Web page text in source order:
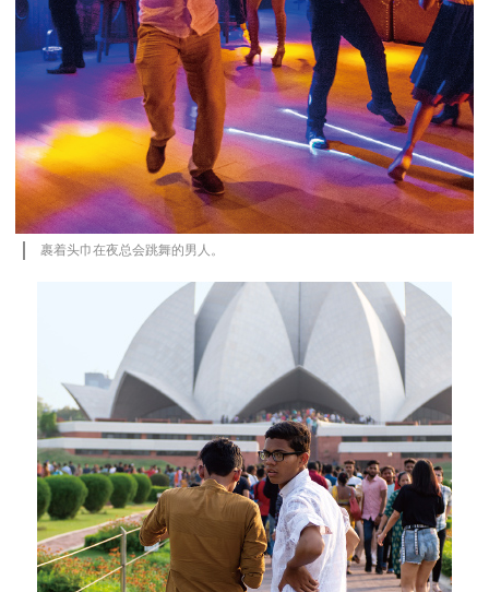
裹着头巾在夜总会跳舞的男人。